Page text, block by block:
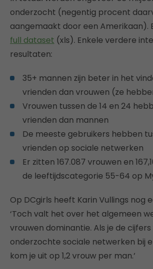
onderzocht (negentig procent
aangemaakt door een Amerikaan).
full dataset (xls). Enkele verdere
resultaten:
35+ mannen zijn beter in het
vrienden dan vrouwen (ze
Vrouwen tussen de 14 en 24
vrienden dan mannen
De meeste gebruikers hebben
vrienden op sociale netwerken
Er zitten 167.087 vrouwen en
de leeftijdscategorie 55-64 op
Op DCgirls heeft Karin Vullings nog
‘Toch valt het over het algemeen
vrouwen dominantie. Als je de
onderzochte sociale netwerken bij
kom je uit op 1,2 vrouw per man.’